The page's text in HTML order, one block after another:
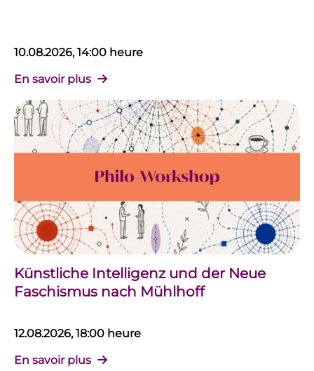
10.08.2026, 14:00 heure
En savoir plus
Künstliche Intelligenz und der Neue
Faschismus nach Mühlhoff
12.08.2026, 18:00 heure
En savoir plus